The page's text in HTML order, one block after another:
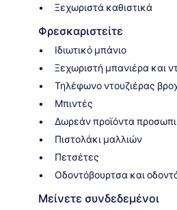
Ξεχωριστά καθιστικά
Φρεσκαριστείτε
Ιδιωτικό μπάνιο
Ξεχωριστή μπανιέρα και
Τηλέφωνο ντουζιέρας
Μπιντές
Δωρεάν προϊόντα
Πιστολάκι μαλλιών
Πετσέτες
Οδοντόβουρτσα και
Μείνετε συνδεδεμένοι